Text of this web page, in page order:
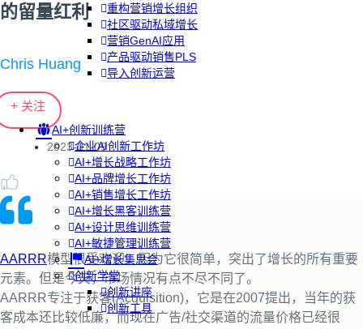
重构营销增长组织
社区驱动私域增长
营销GenAI应用
产品驱动销售PLS
导入创新运营
AI+创新训练营
企业AI创新工作坊
AI+增长战略工作坊
AI+品牌增长工作坊
AI+销售增长工作坊
AI+增长黑客训练营
AI+设计思维训练营
AI+敏捷管理训练营
AI+增长集思会
创新学堂
创新讲座
创新工具
的留量红利
Chris Huang
+ 关注
2023-01-09
AARRR模型很受欢迎，因为它很简单，突出了增长的所有重要
元素。但是今天，市场情况有点不尽不同了。
AARRR专注于获客(Acquisition)，它是在2007提出，当年的获
客成本还比较低廉，而现在广告/社交渠道的流量价格已经很